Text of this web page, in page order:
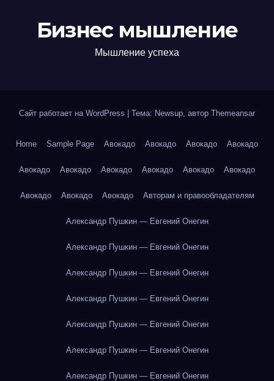
Бизнес мышление
Мышление успеха
Сайт работает на WordPress Тема: Newsup, автор Themeansar
Home Sample Page Авокадо Авокадо Авокадо Авокадо
Авокадо Авокадо Авокадо Авокадо Авокадо Авокадо
Авокадо Авокадо Авокадо Авторам и правообладателям
Александр Пушкин — Евгений Онегин
Александр Пушкин — Евгений Онегин
Александр Пушкин — Евгений Онегин
Александр Пушкин — Евгений Онегин
Александр Пушкин — Евгений Онегин
Александр Пушкин — Евгений Онегин
Александр Пушкин — Евгений Онегин